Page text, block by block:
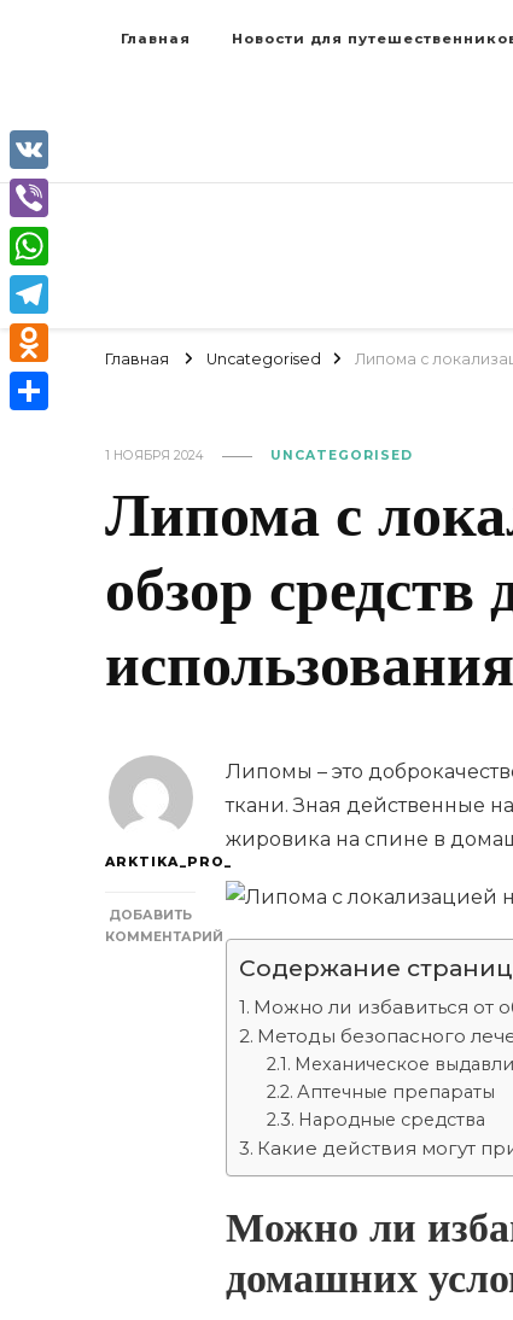
Главная Новости для
Главная Uncategorised Липома с
1 НОЯБРЯ 2024 UNCATEGORISED
Липома с
обзор
использования
ARKTIKA_PRO_
ДОБАВИТЬ
КОММЕНТАРИЙ
ЛОКАЛИЗАЦИЕЙ
ДОМАШНЕГО
Липомы – это
ткани. Зная действенные
жировика на спине в
Содержание
Можно ли избавиться от
Методы безопасного
Механическое
Аптечные препараты
Народные средства
Какие действия могут
Можно ли
домашних
VK
Viber
WhatsApp
Telegram
Odnoklassniki